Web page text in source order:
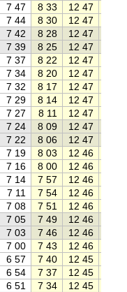
7 47 8 33 12 47
7 44 8 30 12 47
7 42 8 28 12 47
7 39 8 25 12 47
7 37 8 22 12 47
7 34 8 20 12 47
7 32 8 17 12 47
7 29 8 14 12 47
7 27 8 11 12 47
7 24 8 09 12 47
7 22 8 06 12 47
7 19 8 03 12 46
7 16 8 00 12 46
7 14 7 57 12 46
7 11 7 54 12 46
7 08 7 51 12 46
7 05 7 49 12 46
7 03 7 46 12 46
7 00 7 43 12 46
6 57 7 40 12 45
6 54 7 37 12 45
6 51 7 34 12 45